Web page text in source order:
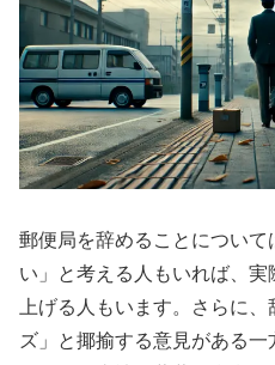
郵便局を辞めることについ
い」と考える人もいれば、
上げる人もいます。さらに
ズ」と揶揄する意見がある